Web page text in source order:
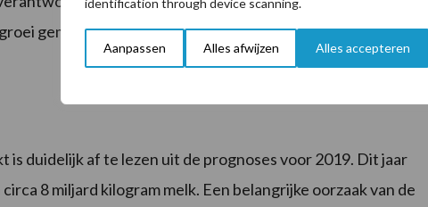
identification through device scanning.
Aanpassen Alles afwijzen Alles accepteren
gemiddeld boven de 5 procent. Daarmee mag India zich
is duidelijk af te lezen uit de prognoses voor 2019. Dit jaar
8 miljard kilogram melk. Een belangrijke oorzaak van de